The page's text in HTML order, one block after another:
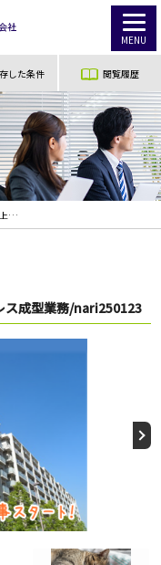
MENU
した条件 閲覧履歴
【千葉県、富里市】31.8万円以上可！プレス成型業務/nari250123
ス成型業務/nari250123